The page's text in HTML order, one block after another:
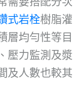
式岩栓樹脂灌
層均勻性等目
壓力監測及漿
及人數也較其